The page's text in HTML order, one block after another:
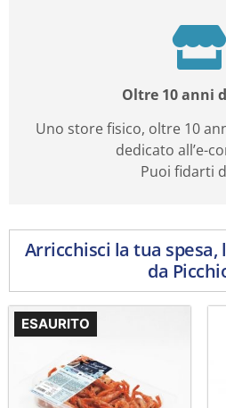
Oltre 10 anni
Uno store fisico, oltre 10
dedicato all’e-
Puoi fidarti
Arricchisci la tua
da
ESAURITO